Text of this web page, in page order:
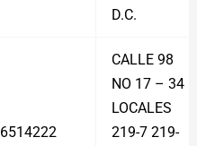
D.C.
6514222
CALLE 98
NO 17 – 34
LOCALES
219-7 219-